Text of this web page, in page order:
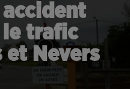
accident
trafic
et Nevers